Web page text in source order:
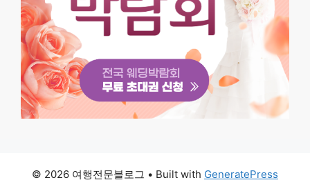
© 2026 여행전문블로그 • Built with GeneratePress